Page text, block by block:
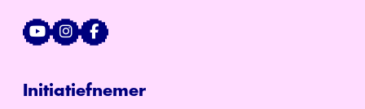
Initiatiefnemer